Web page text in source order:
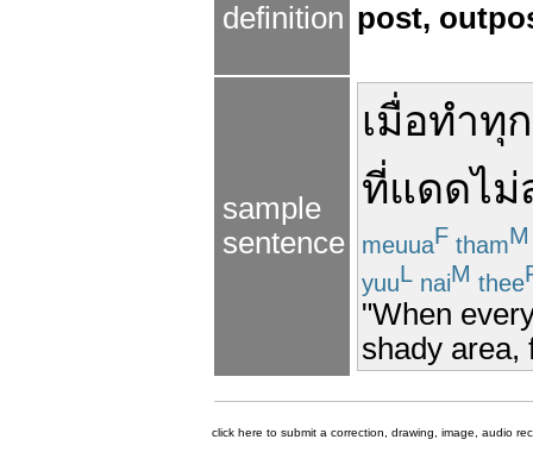
definition post,
sample
sentence
เมื่อทำทุ
ที่แดดไม่
meuuaF thamM
yuuL naiM thee
"When
shady area,
click here to submit a correction, drawing, image, audio